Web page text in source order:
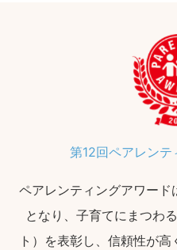
第12回ペアレン
ペアレンティングアワー
となり、子育てにまつわ
ト）を表彰し、信頼性が